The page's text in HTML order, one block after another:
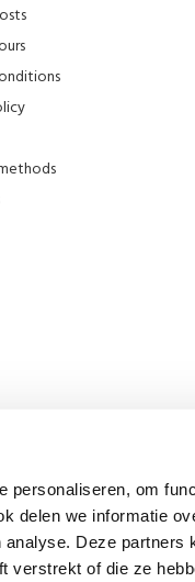
personaliseren, om
delen we informatie
Deze partners
verstrekt of die ze